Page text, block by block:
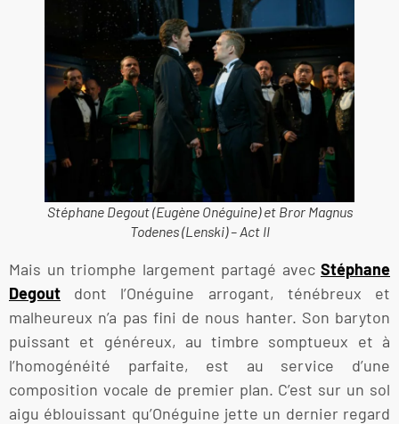
Stéphane Degout (Eugène Onéguine) et Bror Magnus
Todenes (Lenski) – Act II
Mais un triomphe largement partagé avec Stéphane
Degout dont l’Onéguine arrogant, ténébreux et
malheureux n’a pas fini de nous hanter. Son baryton
puissant et généreux, au timbre somptueux et à
l’homogénéité parfaite, est au service d’une
composition vocale de premier plan. C’est sur un sol
aigu éblouissant qu’Onéguine jette un dernier regard